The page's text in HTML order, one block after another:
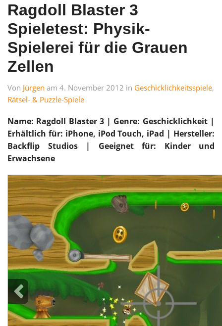
Ragdoll Blaster 3
Spieletest: Physik-
Spielerei für die Grauen
Zellen
Von Jürgen am 4. November 2012 in Geschicklichkeitsspiele,
Rätsel- & Puzzle-Spiele
Name: Ragdoll Blaster 3 | Genre: Geschicklichkeit |
Erhältlich für: iPhone, iPod Touch, iPad | Hersteller:
Backflip Studios
| Geeignet für: Kinder und
Erwachsene